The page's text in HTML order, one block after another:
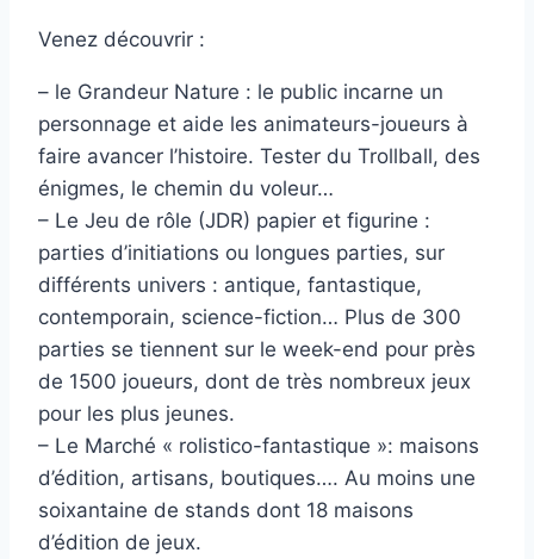
Venez découvrir :
– le Grandeur Nature : le public incarne un
personnage et aide les animateurs-joueurs à
faire avancer l’histoire. Tester du Trollball, des
énigmes, le chemin du voleur…
– Le Jeu de rôle (JDR) papier et figurine :
parties d’initiations ou longues parties, sur
différents univers : antique, fantastique,
contemporain, science-fiction… Plus de 300
parties se tiennent sur le week-end pour près
de 1500 joueurs, dont de très nombreux jeux
pour les plus jeunes.
– Le Marché « rolistico-fantastique »: maisons
d’édition, artisans, boutiques…. Au moins une
soixantaine de stands dont 18 maisons
d’édition de jeux.